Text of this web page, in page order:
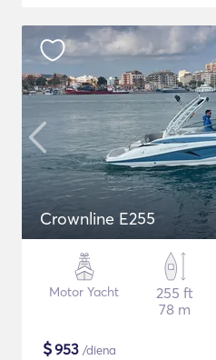
Crownline E255
Motor Yacht
255 ft
78 m
$953 /diena